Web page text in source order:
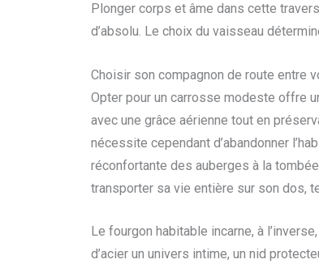
Plonger corps et âme dans cette
d’absolu. Le choix du vaisseau
Choisir son compagnon de route entre
Opter pour un carrosse modeste offre
avec une grâce aérienne tout en
nécessite cependant d’abandonner
réconfortante des auberges à la
transporter sa vie entière sur son dos,
Le fourgon habitable incarne, à
d’acier un univers intime, un nid